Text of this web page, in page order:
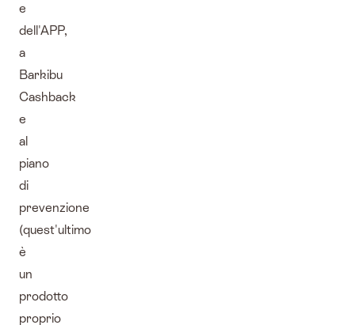
e
dell'APP,
a
Barkibu
Cashback
e
al
piano
di
prevenzione
(quest'ultimo
è
un
prodotto
proprio